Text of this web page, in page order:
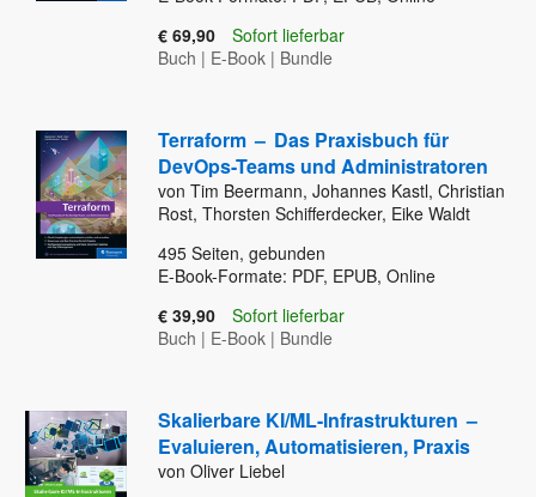
€ 69,90
Sofort lieferbar
Buch | E-Book | Bundle
Terraform – Das Praxisbuch für
DevOps-Teams und Administratoren
von Tim Beermann, Johannes Kastl, Christian
Rost, Thorsten Schifferdecker, Eike Waldt
495 Seiten, gebunden
E-Book-Formate: PDF, EPUB, Online
€ 39,90
Sofort lieferbar
Buch | E-Book | Bundle
Skalierbare KI/ML-Infrastrukturen –
Evaluieren, Automatisieren, Praxis
von Oliver Liebel